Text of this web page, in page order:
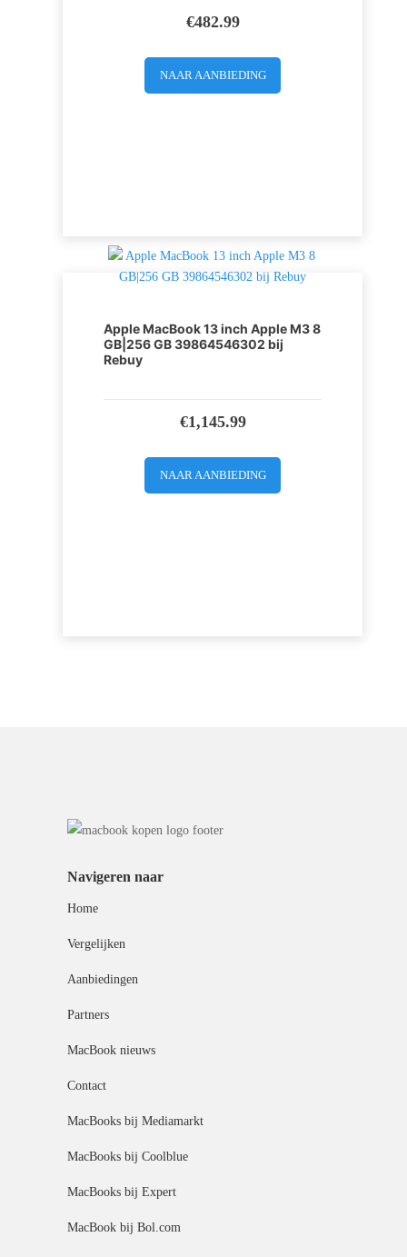
€482.99
NAAR AANBIEDING
Apple MacBook 13 inch Apple M3 8
GB|256 GB 39864546302 bij
Rebuy
€1,145.99
NAAR AANBIEDING
Navigeren naar
Home
Vergelijken
Aanbiedingen
Partners
MacBook nieuws
Contact
MacBooks bij Mediamarkt
MacBooks bij Coolblue
MacBooks bij Expert
MacBook bij Bol.com